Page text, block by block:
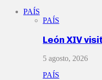
PAÍS
PAÍS
León XIV
5 agosto, 2026
PAÍS